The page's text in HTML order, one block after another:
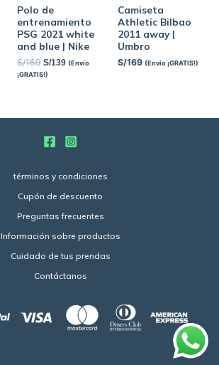
Polo de
entrenamiento
PSG 2021 white
and blue | Nike
S/169 S/139 (Envío
¡GRATIS!)
Camiseta
Athletic Bilbao
2011 away |
Umbro
S/169 (Envío ¡GRATIS!)
términos y condiciones
Cupón de descuento
Preguntas frecuentes
Información sobre productos
Cuidado de tus prendas
Contáctanos